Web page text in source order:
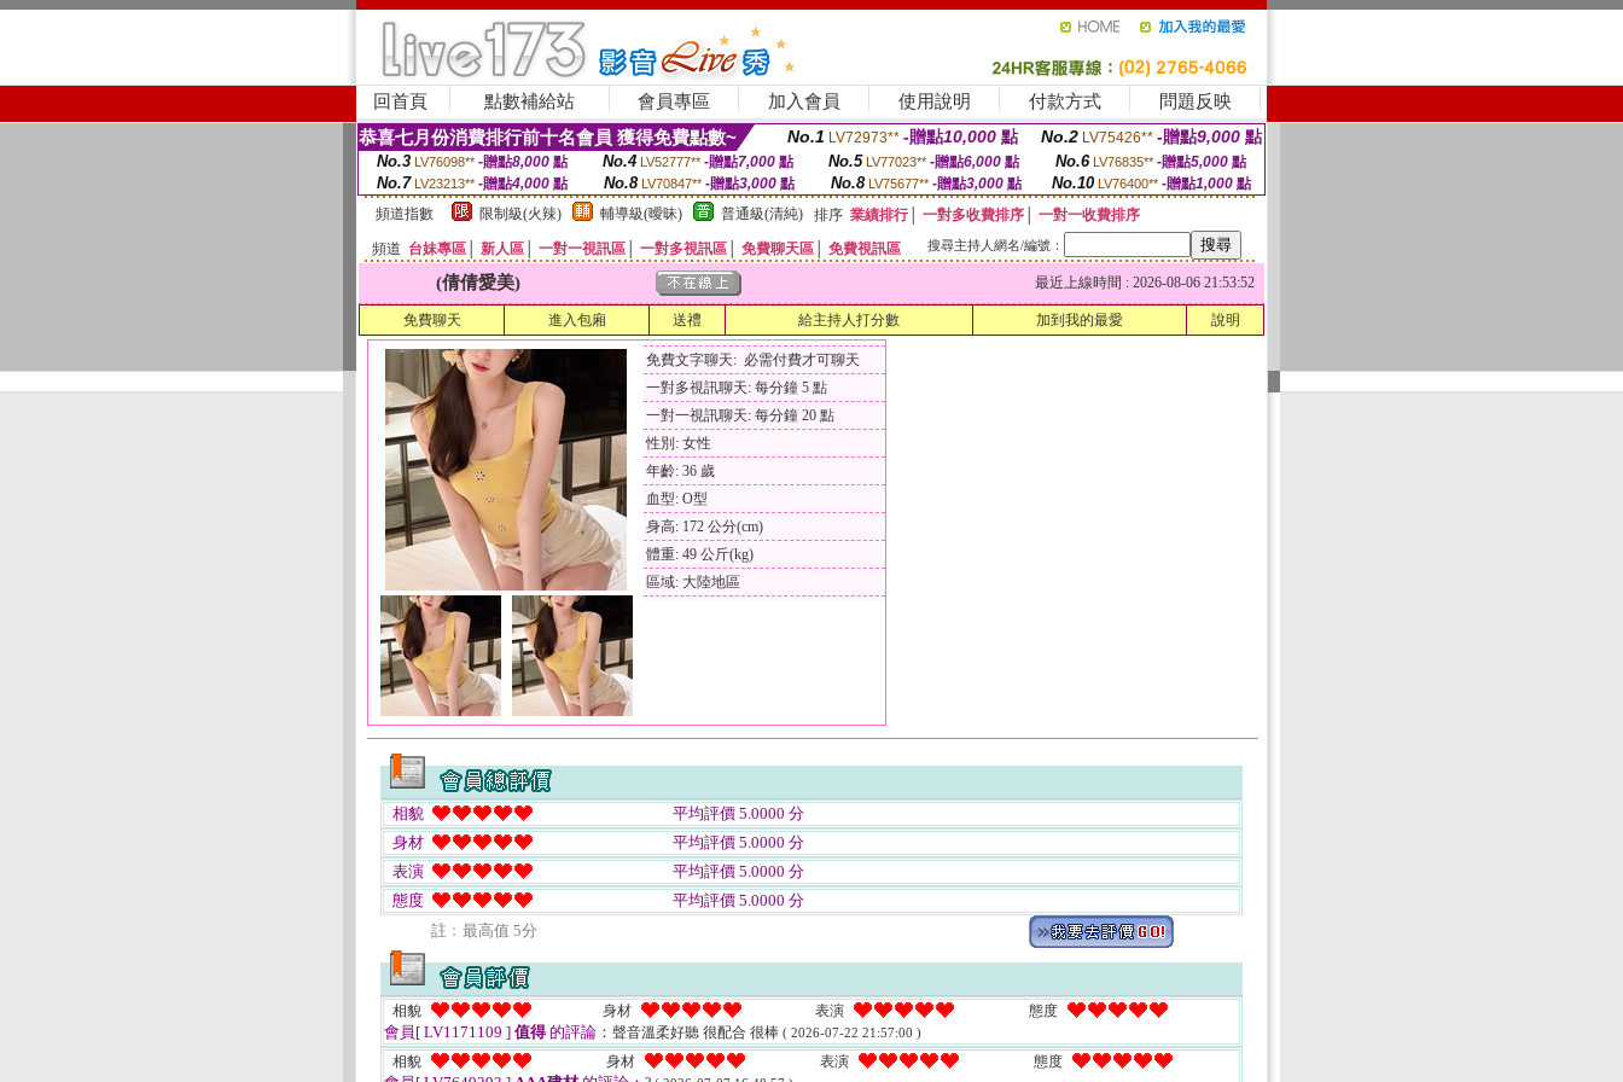
回首頁 點數補給站 會員專區 加入會員 使用說明 付款方式 問題反映
恭喜七月份消費排行前十名會員 獲得免費點數~ No.1 LV72973** -贈點10,000 點 No.2 LV75426** -贈點9,000 點
No.3 LV76098** -贈點8,000點 No.4 LV52777** -贈點7,000點 No.5 LV77023** -贈點6,000點 No.6 LV76835** -贈點5,000點
No.7 LV23213** -贈點4,000 點 No.8 LV70847** -贈點3,000 點 No.8 LV75677** -贈點3,000點 No.10 LV76400** -贈點1,000 點
頻道指數
限制級(火辣) 輔導級(曖昧) 普通級(清純) 排序 業績排行│ 一對多收費排序
一對一收費排序
頻道 台妹專區 新人區 一對一視訊區 一對多視訊區 免費聊天區 免費視訊區 搜尋主持人網名/編號：
(倩倩愛美) 最近上線時間 : 2026-08-06 21:53:52
免費聊天 進入包廂 送禮 給主持人打分數 加到我的最愛 說明
免費文字聊天: 必需付費才可聊天
一對多視訊聊天: 每分鐘 5 點
一對一視訊聊天: 每分鐘 20 點
性別: 女性
年齡: 36 歲
血型: O型
身高: 172 公分(cm)
體重: 49 公斤(kg)
區域: 大陸地區
相貌
平均評價 5.0000 分
身材
平均評價 5.0000 分
表演
平均評價 5.0000 分
態度
平均評價 5.0000 分
註﹕最高值 5分
相貌 身材 表演 態度
會員[ LV1171109 ] 值得的評論： 聲音溫柔好聽 很配合 很棒 ( 2026-07-22 21:57:00 )
相貌 身材 表演 態度